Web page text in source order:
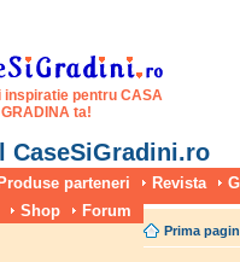
inspiratie pentru CASA
ta!
CaseSiGradini.ro
Produse parteneri Revista
Shop Forum
Prima